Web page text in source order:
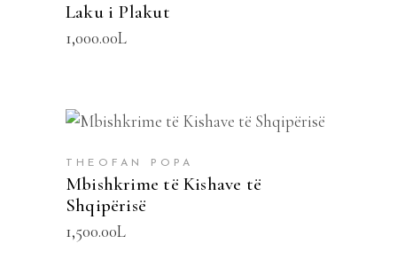
Laku i Plakut
1,000.00L
SHTOJE NË SHPORTË
THEOFAN POPA
Mbishkrime të Kishave të
Shqipërisë
1,500.00L